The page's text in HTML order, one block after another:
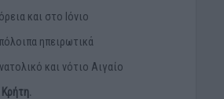
και στο Ιόνιο
ηπειρωτικά
και νότιο Αιγαίο